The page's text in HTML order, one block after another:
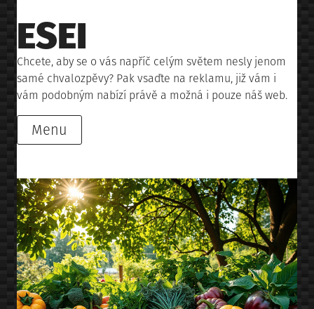
to
content
ESEI
Chcete, aby se o vás napříč celým světem nesly jenom
samé chvalozpěvy? Pak vsaďte na reklamu, již vám i
vám podobným nabízí právě a možná i pouze náš web.
Menu